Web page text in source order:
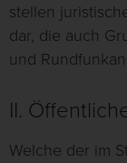
stellen
dar, die auch
und
II.
Welche der im